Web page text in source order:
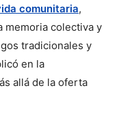
comunitaria,
memoria colectiva y
tradicionales y
en la
allá de la oferta